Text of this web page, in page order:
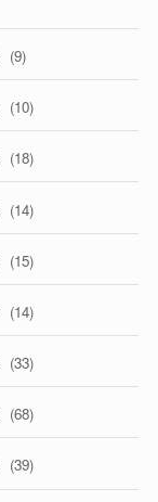
(9)
(10)
(18)
(14)
(15)
(14)
(33)
(68)
(39)